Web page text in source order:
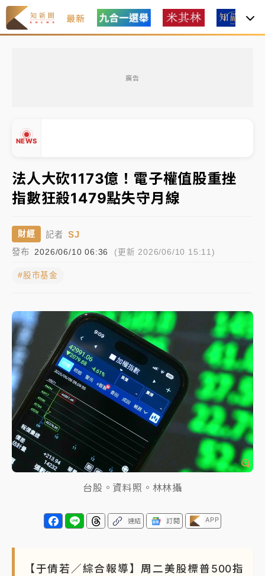
最新
廣告
NEWS
處置制度大變革！ 證交所今起縮短股票「關禁閉」天
數與撮合時間
才續任就飛美國大學面試 清大校長高為元致歉：機會
到來時引起我的好奇
白海豚颱風解除海警 西南風來了！4縣市大雨特報、各
分析｜
7月營收甫首破單月9000億元下半年續旺指
標？ 鴻海本週法說法人關注的四大重點
中租控股7月營收創今年新高 前7月獲利成長6%
獨家｜ 和欣客運總裁逝世！少東涉洗錢遭收押 戴手銬
腳鐐提前奔靈堂畫面曝
處置制度大變革！ 證交所今起縮短股票「關禁閉」天
數與撮合時間
才續任就飛美國大學面試 清大校長高為元致歉：機會
到來時引起我的好奇
白海豚颱風解除海警 西南風來了！4縣市大雨特報、各
分析｜ 7月營收甫首破單月9000億元下半年續旺指
標？ 鴻海本週法說法人關注的四大重點
盟 兩大愛徒向他致
法人大砍1173億！電子權值股重挫
指數狂殺1479點失守月線
財經 記者 SJ
發布 2026/06/10 06:36 (更新 2026/06/10 15:11)
#股市基金
台股。資料照。林林攝
連結 訂閱 APP
【于倩若／綜合報導】周二美股標普500指